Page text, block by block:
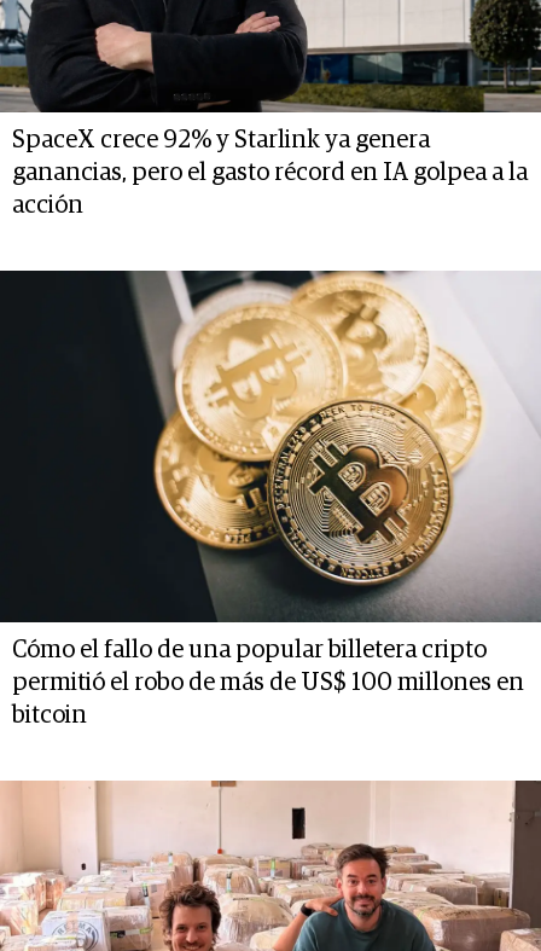
SpaceX crece 92% y Starlink ya genera
ganancias, pero el gasto récord en IA golpea a la
acción
Cómo el fallo de una popular billetera cripto
permitió el robo de más de US$ 100 millones en
bitcoin